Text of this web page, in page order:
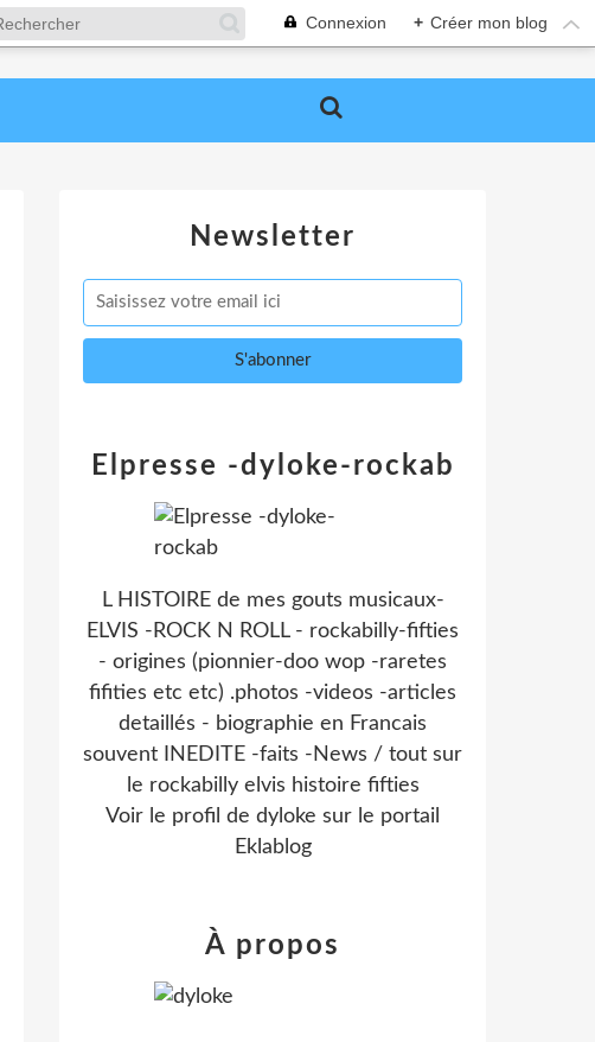
Connexion + Créer mon blog
Newsletter
Elpresse -dyloke-rockab
L HISTOIRE de mes gouts musicaux-
ELVIS -ROCK N ROLL - rockabilly-fifties
- origines (pionnier-doo wop -raretes
fifities etc etc) .photos -videos -articles
detaillés - biographie en Francais
souvent INEDITE -faits -News / tout sur
le rockabilly elvis histoire fifties
Voir le profil de dyloke sur le portail
Eklablog
À propos